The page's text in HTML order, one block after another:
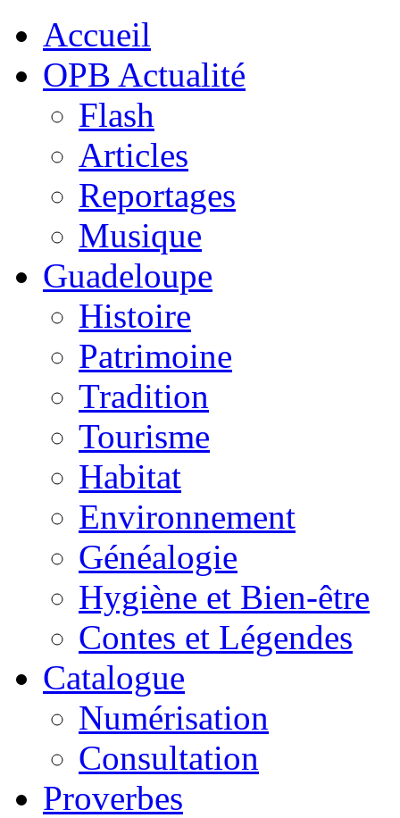
Accueil
OPB Actualité
Flash
Articles
Reportages
Musique
Guadeloupe
Histoire
Patrimoine
Tradition
Tourisme
Habitat
Environnement
Généalogie
Hygiène et Bien-être
Contes et Légendes
Catalogue
Numérisation
Consultation
Proverbes